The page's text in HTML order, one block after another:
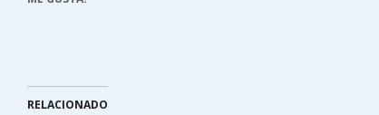
RELACIONADO